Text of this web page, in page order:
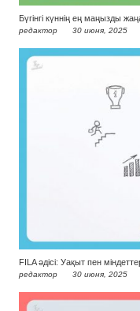
Бүгінгі күннің ең маңызды
редактор 30 июня, 2025
FILA әдісі: Уақыт пен
редактор 30 июня, 2025